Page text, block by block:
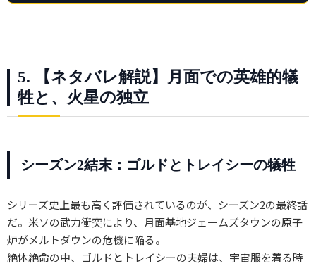
5. 【ネタバレ解説】月面での英雄的犠
牲と、火星の独立
シーズン2結末：ゴルドとトレイシーの犠牲
シリーズ史上最も高く評価されているのが、シーズン2の最終話
だ。米ソの武力衝突により、月面基地ジェームズタウンの原子
炉がメルトダウンの危機に陥る。
絶体絶命の中、ゴルドとトレイシーの夫婦は、宇宙服を着る時